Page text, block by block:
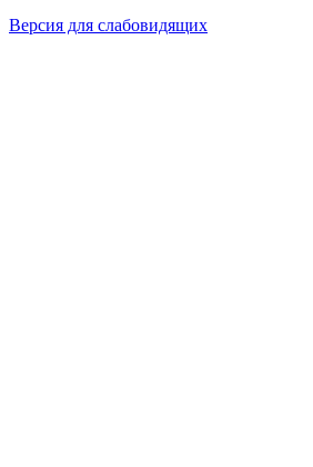
Версия для слабовидящих